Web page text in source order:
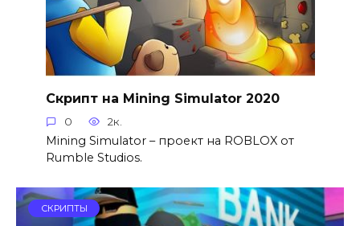
Скрипт на Mining Simulator 2020
0 2к.
Mining Simulator – проект на ROBLOX от
Rumble Studios.
СКРИПТЫ